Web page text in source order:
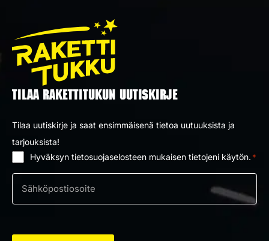
TILAA RAKETTITUKUN UUTISKIRJE
Tilaa uutiskirje ja saat ensimmäisenä tietoa uutuuksista ja
tarjouksista!
Hyväksyn tietosuojaselosteen mukaisen tietojeni käytön. *
Sähköposti